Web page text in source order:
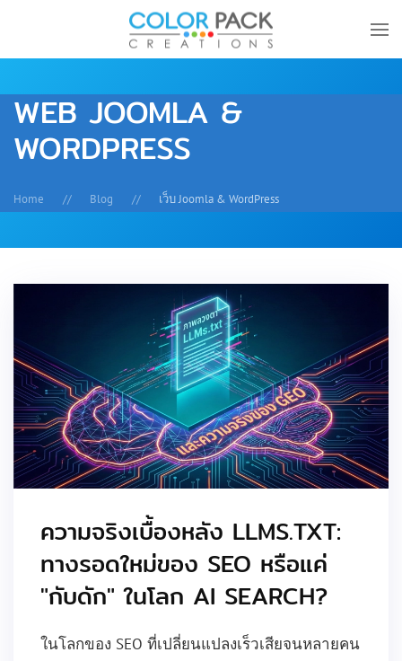
Skip to main content
WEB JOOMLA &
WORDPRESS
Home Blog เว็บ Joomla & WordPress
ความจริงเบื้องหลัง LLMS.TXT:
ทางรอดใหม่ของ SEO หรือแค่
"กับดัก" ในโลก AI SEARCH?
ในโลกของ SEO ที่เปลี่ยนแปลงเร็วเสียจนหลายคน